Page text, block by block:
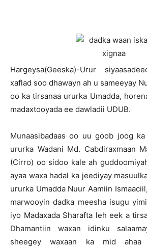
Hargeysa(Geeska)-Urur
xaflad soo dhawayn ah u sameeyay
oo ka tirsanaa ururka Umadda,
madaxtooyada ee dawladii UDUB.
Munaasibadaas oo uu goob joog
ururka Wadani Md. Cabdiraxmaan
(Cirro) oo sidoo kale ah
ayaa waxa hadal ka jeediyay
ururka Umadda Nuur Aamiin
marwooyin dadka meesha isugu
iyo Madaxada Sharafta leh eek a
Dhamantiin waxan idinku
sheegey waxaan ka mid ahaa